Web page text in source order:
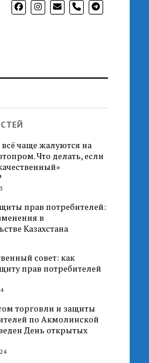
phone
чаще жалуются на
Что делать, если
прав потребителей:
в
Казахстана
совет: как
прав потребителей
торговли и защиты
по Акмолинской
День открытых